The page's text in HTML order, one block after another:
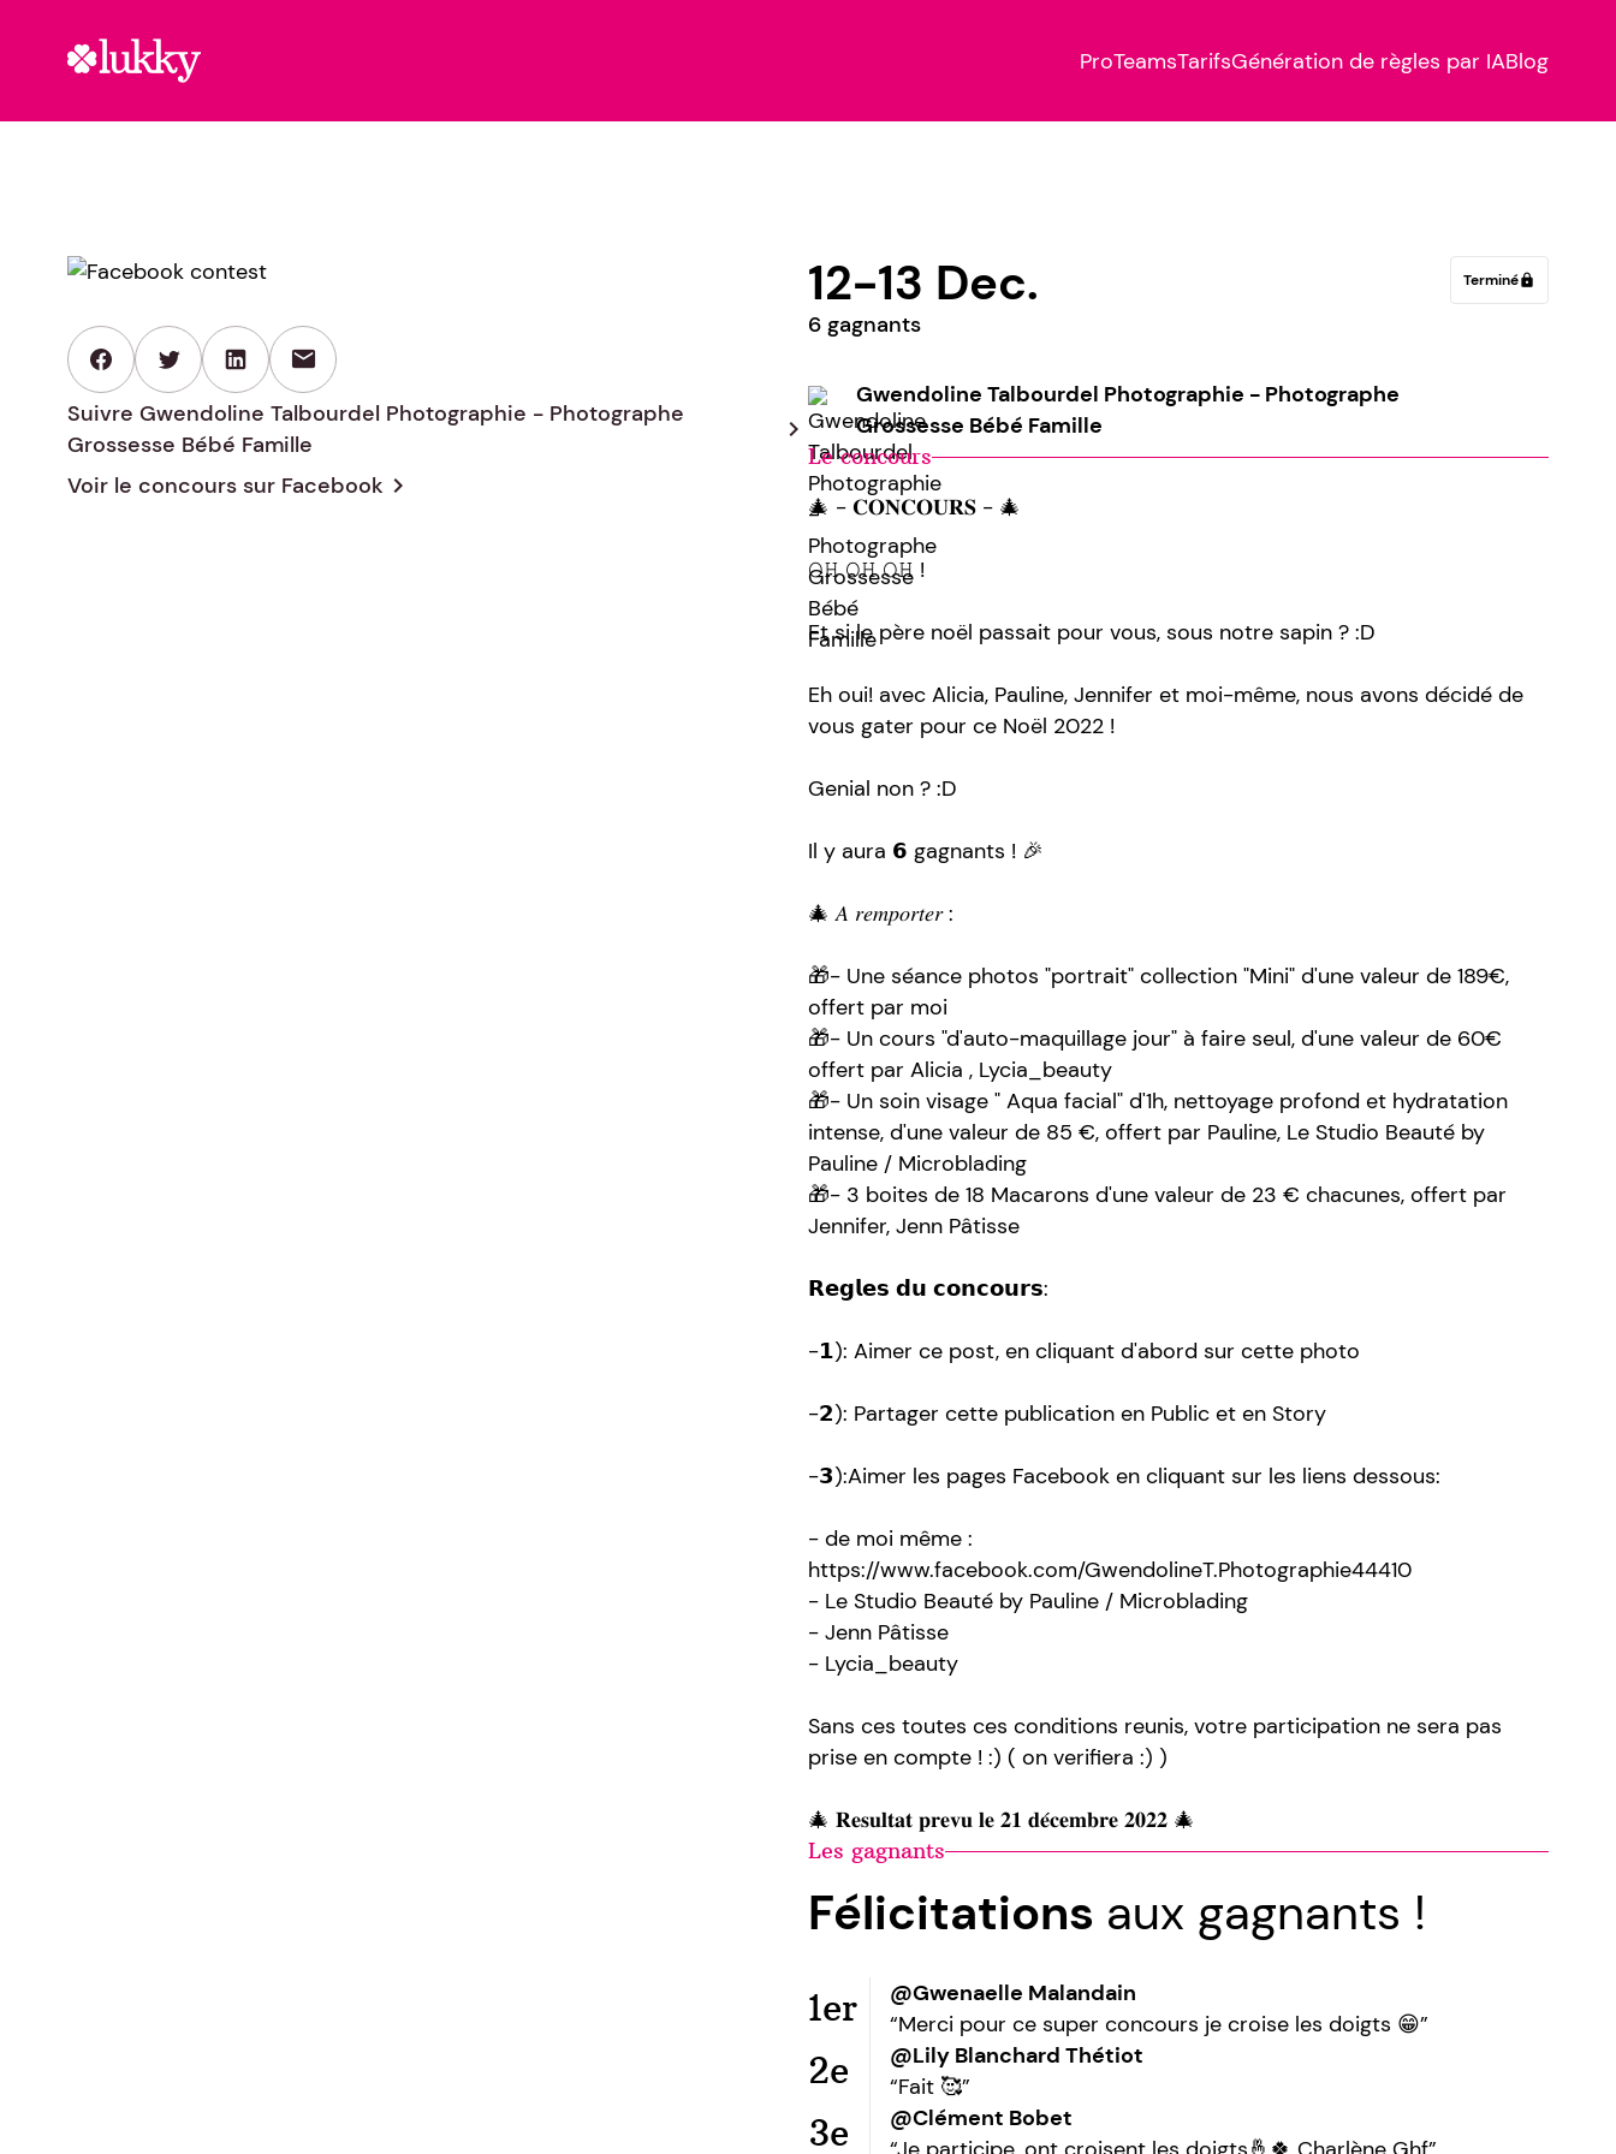
ProTeamsTarifsGénération de règles par IABlog
mail
Suivre Gwendoline Talbourdel Photographie - Photographe
Grossesse Bébé Famille
chevron_right
Voir le concours sur Facebook chevron_right
Terminélock
12-13 Dec.
6 gagnants
Gwendoline Talbourdel Photographie - Photographe
Grossesse Bébé Famille
Le concours
🎄 - 𝐂𝐎𝐍𝐂𝐎𝐔𝐑𝐒 - 🎄
𝙾𝙷 𝙾𝙷 𝙾𝙷 !
Et si le père noël passait pour vous, sous notre sapin ? :D
Eh oui! avec Alicia, Pauline, Jennifer et moi-même, nous avons décidé de
vous gater pour ce Noël 2022 !
Genial non ? :D
Il y aura 𝟲 gagnants ! 🎉
🎄 𝐴 𝑟𝑒𝑚𝑝𝑜𝑟𝑡𝑒𝑟 :
🎁- Une séance photos "portrait" collection "Mini" d'une valeur de 189€,
offert par moi
🎁- Un cours "d'auto-maquillage jour" à faire seul, d'une valeur de 60€
offert par Alicia , Lycia_beauty
🎁- Un soin visage " Aqua facial" d'1h, nettoyage profond et hydratation
intense, d'une valeur de 85 €, offert par Pauline, Le Studio Beauté by
Pauline / Microblading
🎁- 3 boites de 18 Macarons d'une valeur de 23 € chacunes, offert par
Jennifer, Jenn Pâtisse
𝗥𝗲𝗴𝗹𝗲𝘀 𝗱𝘂 𝗰𝗼𝗻𝗰𝗼𝘂𝗿𝘀:
-𝟭): Aimer ce post, en cliquant d'abord sur cette photo
-𝟮): Partager cette publication en Public et en Story
-𝟯):Aimer les pages Facebook en cliquant sur les liens dessous:
- de moi même :
https://www.facebook.com/GwendolineT.Photographie44410
- Le Studio Beauté by Pauline / Microblading
- Jenn Pâtisse
- Lycia_beauty
Sans ces toutes ces conditions reunis, votre participation ne sera pas
prise en compte ! :) ( on verifiera :) )
🎄 𝐑𝐞𝐬𝐮𝐥𝐭𝐚𝐭 𝐩𝐫𝐞𝐯𝐮 𝐥𝐞 𝟐𝟏 𝐝𝐞́𝐜𝐞𝐦𝐛𝐫𝐞 𝟐𝟎𝟐𝟐 🎄
Les gagnants
Félicitations aux gagnants !
1er
@Gwenaelle Malandain
“Merci pour ce super concours je croise les doigts 😁”
2e
@Lily Blanchard Thétiot
“Fait 🥰”
3e
@Clément Bobet